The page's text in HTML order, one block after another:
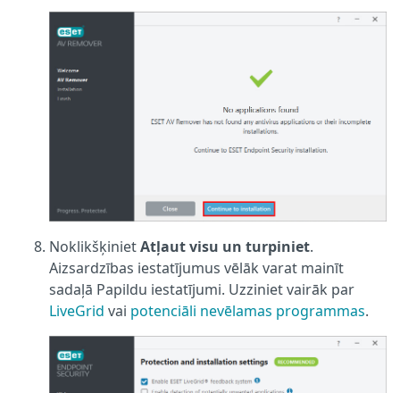
NoklikšķinietAtļaut visu un turpiniet.
Aizsardzības iestatījumus vēlāk varat mainīt
sadaļā Papildu iestatījumi. Uzziniet vairāk par
LiveGrid vai potenciāli nevēlamas programmas.